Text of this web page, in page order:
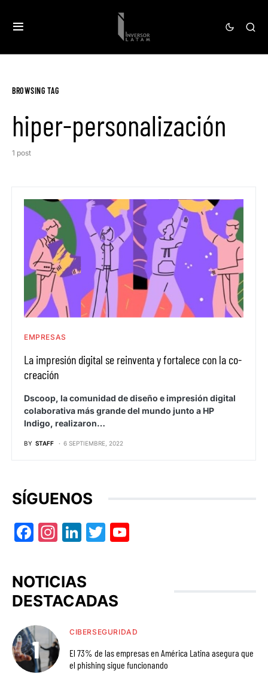
BROWSING TAG
hiper-personalización
1 post
EMPRESAS
La impresión digital se reinventa y fortalece con la co-
creación
Dscoop, la comunidad de diseño e impresión digital
colaborativa más grande del mundo junto a HP
Indigo, realizaron…
BY STAFF 6 SEPTIEMBRE, 2022
SÍGUENOS
Facebook
Instagram
LinkedIn
Twitter
NOTICIAS
DESTACADAS
CIBERSEGURIDAD
El 73% de las empresas en América Latina asegura que
el phishing sigue funcionando